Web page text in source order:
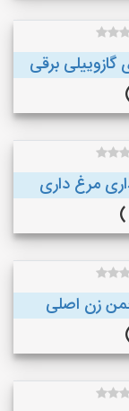
مرغ داری